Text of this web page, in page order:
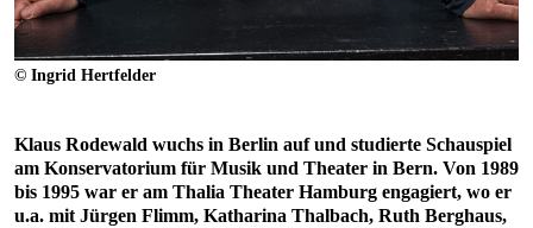
© Ingrid Hertfelder
Klaus Rodewald wuchs in Berlin auf und studierte Schauspiel
am Konservatorium für Musik und Theater in Bern. Von 1989
bis 1995 war er am Thalia Theater Hamburg engagiert, wo er
u.a. mit Jürgen Flimm, Katharina Thalbach, Ruth Berghaus,